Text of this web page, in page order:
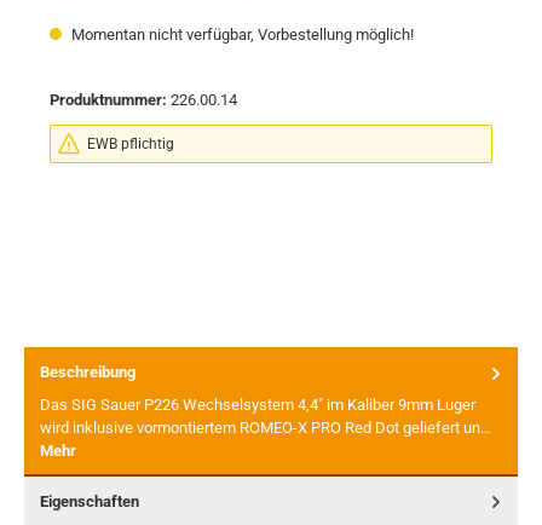
Momentan nicht verfügbar, Vorbestellung möglich!
Produktnummer: 226.00.14
EWB pflichtig
Beschreibung
Das SIG Sauer P226 Wechselsystem 4,4" im Kaliber 9mm Luger
wird inklusive vormontiertem ROMEO-X PRO Red Dot geliefert un…
Mehr
Eigenschaften